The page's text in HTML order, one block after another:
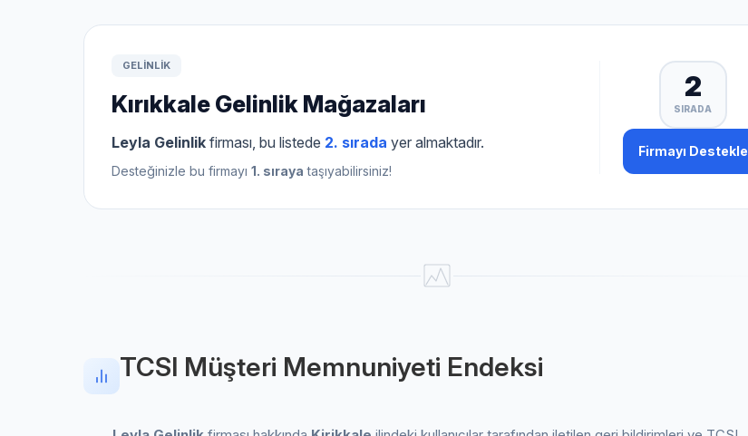
GELINLIK
Kırıkkale Gelinlik Mağazaları
Leyla Gelinlik firması, bu listede 2. sırada yer almaktadır.
Desteğinizle bu firmayı 1. sıraya taşıyabilirsiniz!
2
SIRADA
Firmayı Destekle
TCSI Müşteri Memnuniyeti Endeksi